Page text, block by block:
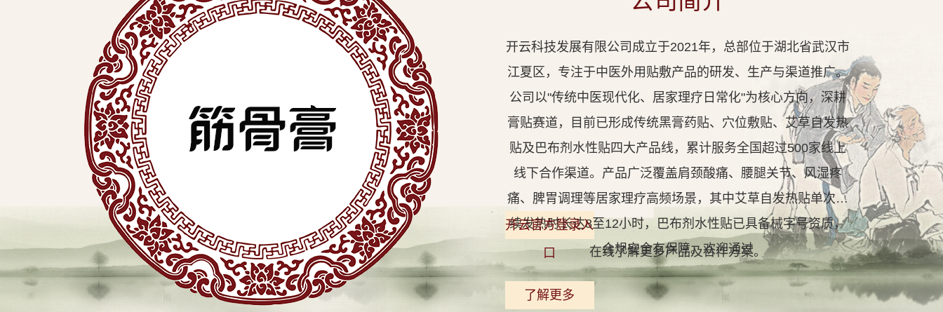
业
开云科技发展有限公司成立于2021年，总部位于湖北省武汉市
江夏区，专注于中医外用贴敷产品的研发、生产与渠道推广。
公司以"传统中医现代化、居家理疗日常化"为核心方向，深耕
膏贴赛道，目前已形成传统黑膏药贴、穴位敷贴、艾草自发热
贴及巴布剂水性贴四大产品线，累计服务全国超过500家线上
线下合作渠道。产品广泛覆盖肩颈酸痛、腰腿关节、风湿疼
痛、脾胃调理等居家理疗高频场景，其中艾草自发热贴单次持
续发热时长达8至12小时，巴布剂水性贴已具备械字号资质，
合规安全有保障。欢迎通过
开云官方登录入
口
在线了解更多产品及合作方案。
了解更多
查看详情